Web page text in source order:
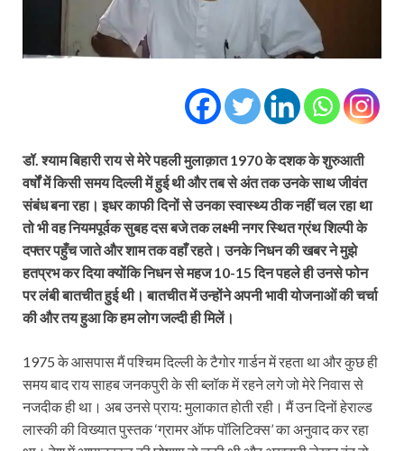
डॉ. श्याम बिहारी राय से मेरे पहली मुलाक़ात 1970 के दशक के शुरुआती
वर्षों में किसी समय दिल्ली में हुई थी और तब से अंत तक उनके साथ जीवंत
संबंध बना रहा। इधर काफी दिनों से उनका स्वास्थ्य ठीक नहीं चल रहा था
तो भी वह नियमपूर्वक सुबह दस बजे तक लक्ष्मी नगर स्थित ग्रंथ शिल्पी के
दफ्तर पहुँच जाते और शाम तक वहाँ रहते। उनके निधन की खबर ने मुझे
हतप्रभ कर दिया क्योंकि निधन से महज 10-15 दिन पहले ही उनसे फोन
पर लंबी बातचीत हुई थी। बातचीत में उन्होंने अपनी भावी योजनाओं की चर्चा
की और तय हुआ कि हम लोग जल्दी ही मिलें।
1975 के आसपास मैं पश्चिम दिल्ली के टैगोर गार्डन में रहता था और कुछ ही
समय बाद राय साहब जनकपुरी के सी ब्लॉक में रहने लगे जो मेरे निवास से
नजदीक ही था। अब उनसे प्राय: मुलाकात होती रही। मैं उन दिनों हेराल्ड
लास्की की विख्यात पुस्तक ‘ग्रामर ऑफ पॉलिटिक्स’ का अनुवाद कर रहा